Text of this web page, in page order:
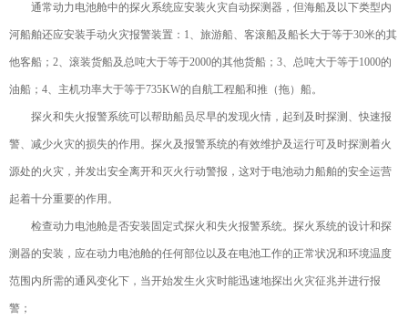
通常动力电池舱中的探火系统应安装火灾自动探测器，但海船及以下类型内
河船舶还应安装手动火灾报警装置：1、旅游船、客滚船及船长大于等于30米的其
他客船；2、滚装货船及总吨大于等于2000的其他货船；3、总吨大于等于1000的
油船；4、主机功率大于等于735KW的自航工程船和推（拖）船。
探火和失火报警系统可以帮助船员尽早的发现火情，起到及时探测、快速报
警、减少火灾的损失的作用。探火及报警系统的有效维护及运行可及时探测着火
源处的火灾，并发出安全离开和灭火行动警报，这对于电池动力船舶的安全运营
起着十分重要的作用。
检查动力电池舱是否安装固定式探火和失火报警系统。探火系统的设计和探
测器的安装，应在动力电池舱的任何部位以及在电池工作的正常状况和环境温度
范围内所需的通风变化下，当开始发生火灾时能迅速地探出火灾征兆并进行报
警；